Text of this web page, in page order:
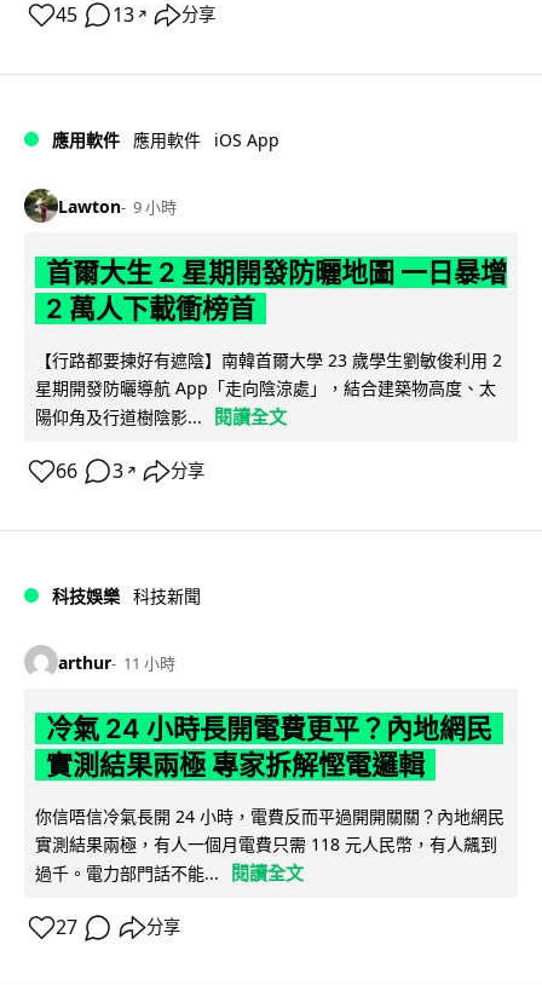
45 13 ↗ 分享
應用軟件 應用軟件 iOS App
Lawton 9 小時
首爾大生 2 星期開發防曬地圖 一日暴增
2 萬人下載衝榜首
【行路都要揀好有遮陰】南韓首爾大學 23 歲學生劉敏俊利用 2
星期開發防曬導航 App「走向陰涼處」，結合建築物高度、太
陽仰角及行道樹陰影...
閱讀全文
66 3 ↗ 分享
科技娛樂 科技新聞
arthur 11 小時
冷氣 24 小時長開電費更平？內地網民
實測結果兩極 專家拆解慳電邏輯
你信唔信冷氣長開 24 小時，電費反而平過開開關關？內地網民
實測結果兩極，有人一個月電費只需 118 元人民幣，有人飆到
過千。電力部門話不能...
閱讀全文
27 分享